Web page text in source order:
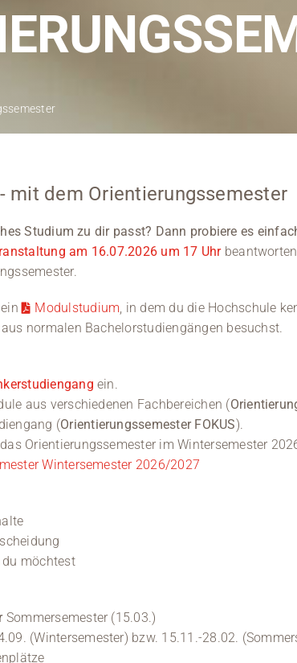
mit dem Orientierungssemester
Studium zu dir passt? Dann probiere es
am 16.07.2026 um 17 Uhr
ein Modulstudium, in dem du die Hochschule
normalen Bachelorstudiengängen besuchst.
ein.
aus verschiedenen Fachbereichen (
(Orientierungssemester FOKUS).
Orientierungssemester im Wintersemester
Wintersemester 2026/2027
du möchtest
Sommersemester (15.03.)
(Wintersemester) bzw. 15.11.-28.02.